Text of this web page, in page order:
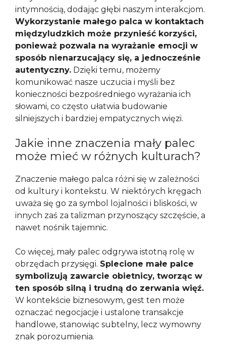
intymnością, dodając głębi naszym interakcjom.
Wykorzystanie małego palca w kontaktach
międzyludzkich może przynieść korzyści,
ponieważ pozwala na wyrażanie emocji w
sposób nienarzucający się, a jednocześnie
autentyczny. Dzięki temu, możemy
komunikować nasze uczucia i myśli bez
konieczności bezpośredniego wyrażania ich
słowami, co często ułatwia budowanie
silniejszych i bardziej empatycznych więzi.
Jakie inne znaczenia mały palec
może mieć w różnych kulturach?
Znaczenie małego palca różni się w zależności
od kultury i kontekstu. W niektórych kręgach
uważa się go za symbol lojalności i bliskości, w
innych zaś za talizman przynoszący szczęście, a
nawet nośnik tajemnic.
Co więcej, mały palec odgrywa istotną rolę w
obrzędach przysięgi. Splecione małe palce
symbolizują zawarcie obietnicy, tworząc w
ten sposób silną i trudną do zerwania więź.
W kontekście biznesowym, gest ten może
oznaczać negocjacje i ustalone transakcje
handlowe, stanowiąc subtelny, lecz wymowny
znak porozumienia.